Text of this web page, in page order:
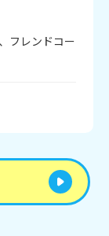
フレンドコー